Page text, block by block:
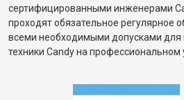
сертифицированными инженерами
проходят обязательное регулярное
всеми необходимыми допусками для
техники Candy на профессиональном